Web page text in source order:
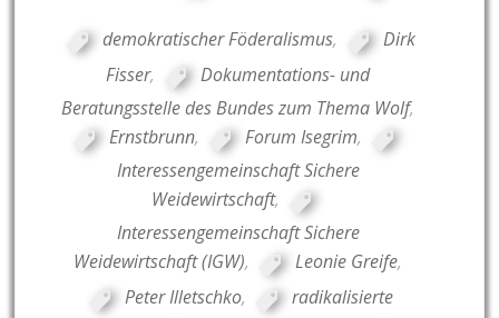
demokratischer Föderalismus,
Dirk
Fisser,
Dokumentations- und
Beratungsstelle des Bundes zum Thema Wolf,
Ernstbrunn, Forum Isegrim,
Interessengemeinschaft Sichere
Weidewirtschaft,
Interessengemeinschaft Sichere
Weidewirtschaft (IGW), Leonie Greife,
Peter Illetschko,
radikalisierte